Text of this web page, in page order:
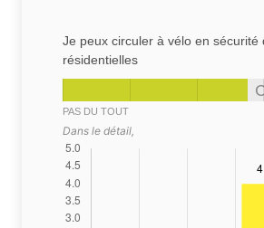
Je peux circuler à vélo en sécurité
résidentielles
PAS DU TOUT
Dans le détail,